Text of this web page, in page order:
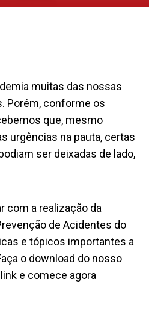
muitas das nossas
Porém, conforme os
que, mesmo
urgências na pauta, certas
ser deixadas de lado,
com a realização da
de Acidentes do
e tópicos importantes a
o download do nosso
e comece agora